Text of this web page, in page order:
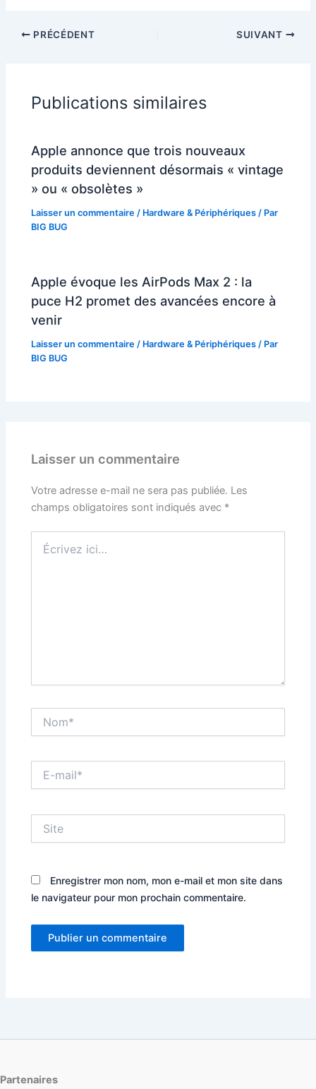
PRÉCÉDENT SUIVANT
Publications similaires
Apple annonce que trois nouveaux
produits deviennent désormais « vintage
» ou « obsolètes »
Laisser un commentaire / Hardware & Périphériques / Par
BIG BUG
Apple évoque les AirPods Max 2 : la
puce H2 promet des avancées encore à
venir
Laisser un commentaire / Hardware & Périphériques / Par
BIG BUG
Laisser un commentaire
Votre adresse e-mail ne sera pas publiée. Les
champs obligatoires sont indiqués avec *
ici…
mail*
Enregistrer mon nom, mon e-mail et mon site dans
le navigateur pour mon prochain commentaire.
Partenaires